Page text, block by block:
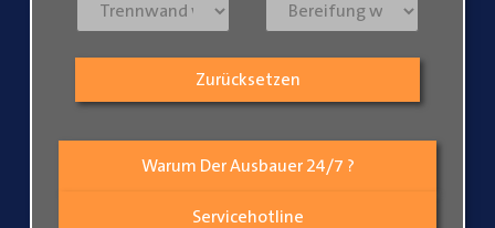
Warum Der Ausbauer 24/7 ?
Servicehotline
Zurücksetzen